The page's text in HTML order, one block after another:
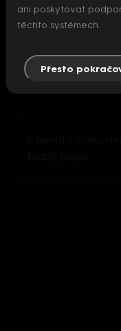
Nepodařilo
ani poskytovat
těchto systémech.
Přesto